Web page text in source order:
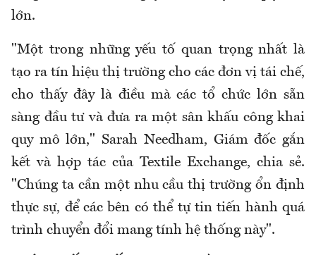
lớn.
"Một trong những yếu tố quan trọng nhất là
tạo ra tín hiệu thị trường cho các đơn vị tái chế,
cho thấy đây là điều mà các tổ chức lớn sẵn
sàng đầu tư và đưa ra một sân khấu công khai
quy mô lớn," Sarah Needham, Giám đốc gắn
kết và hợp tác của Textile Exchange, chia sẻ.
"Chúng ta cần một nhu cầu thị trường ổn định
thực sự, để các bên có thể tự tin tiến hành quá
trình chuyển đổi mang tính hệ thống này".